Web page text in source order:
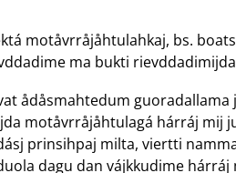
motåvrråjåhtulahkaj, bs.
ma bukti
ådåsmahtedum guoradallama
motåvrråjåhtulagá hárráj mij
prinsihpaj milta, viertti
dagu dan vájkkudime hárráj